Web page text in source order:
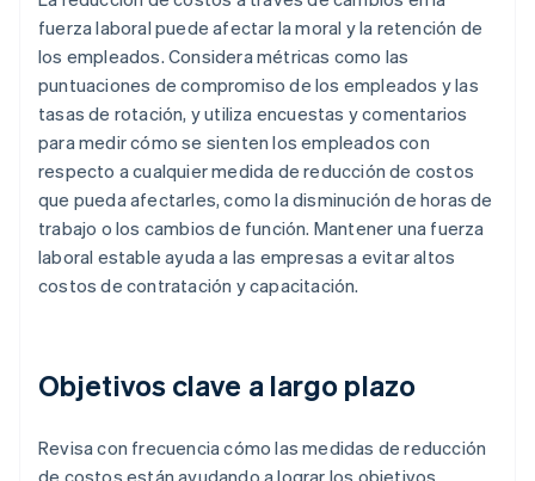
fuerza laboral puede afectar la moral y la retención de
los empleados. Considera métricas como las
puntuaciones de compromiso de los empleados y las
tasas de rotación, y utiliza encuestas y comentarios
para medir cómo se sienten los empleados con
respecto a cualquier medida de reducción de costos
que pueda afectarles, como la disminución de horas de
trabajo o los cambios de función. Mantener una fuerza
laboral estable ayuda a las empresas a evitar altos
costos de contratación y capacitación.
Objetivos clave a largo plazo
Revisa con frecuencia cómo las medidas de reducción